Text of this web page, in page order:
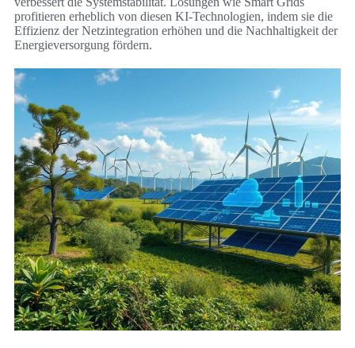
profitieren erheblich von diesen KI-Technologien, indem sie die
Effizienz der Netzintegration erhöhen und die Nachhaltigkeit der
Energieversorgung fördern.